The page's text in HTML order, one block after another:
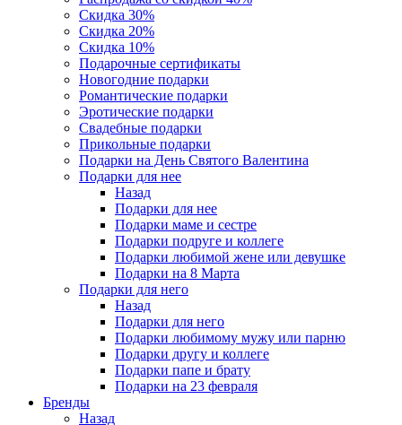
Скидка 30%
Скидка 20%
Скидка 10%
Подарочные сертификаты
Новогодние подарки
Романтические подарки
Эротические подарки
Свадебные подарки
Прикольные подарки
Подарки на День Святого Валентина
Подарки для нее
Назад
Подарки для нее
Подарки маме и сестре
Подарки подруге и коллеге
Подарки любимой жене или девушке
Подарки на 8 Марта
Подарки для него
Назад
Подарки для него
Подарки любимому мужу или парню
Подарки другу и коллеге
Подарки папе и брату
Подарки на 23 февраля
Бренды
Назад